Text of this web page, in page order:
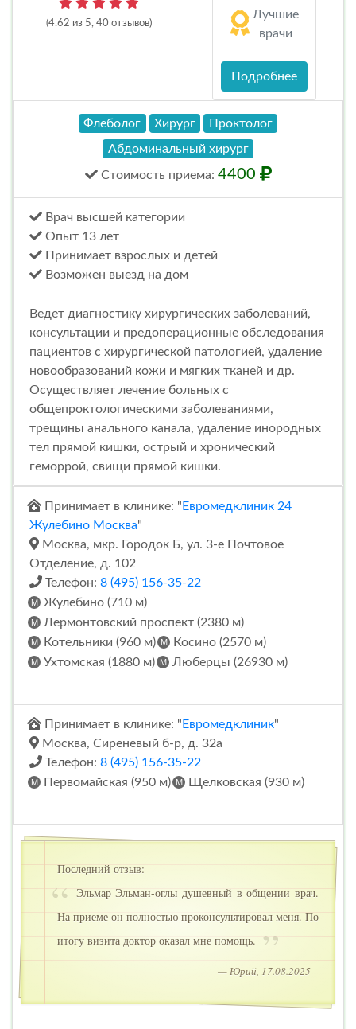
(4.62 из 5, 40 отзывов)
Лучшие
врачи
Подробнее
Флеболог Хирург
Проктолог
Абдоминальный хирург
Стоимость приема: 4400
Врач высшей категории
Опыт 13 лет
Принимает взрослых и детей
Возможен выезд на дом
Ведет диагностику хирургических заболеваний,
консультации и предоперационные обследования
пациентов с хирургической патологией, удаление
новообразований кожи и мягких тканей и др.
Осуществляет лечение больных с
общепроктологическими заболеваниями,
трещины анального канала, удаление инородных
тел прямой кишки, острый и хронический
геморрой, свищи прямой кишки.
Принимает в клинике: " Евромедклиник 24
Жулебино Москва"
Москва, мкр. Городок Б, ул. 3-е Почтовое
Отделение, д. 102
Телефон: 8 (495) 156-35-22
Жулебино (710 м)
Лермонтовский проспект (2380 м)
Котельники (960 м)
Косино (2570 м)
Ухтомская (1880 м)
Люберцы (26930 м)
Принимает в клинике: " Евромедклиник"
Москва, Сиреневый б-р, д. 32а
Телефон: 8 (495) 156-35-22
Первомайская (950 м)
Щелковская (930 м)
Последний отзыв:
Эльмар Эльман-оглы душевный в общении врач.
На приеме он полностью проконсультировал меня. По
итогу визита доктор оказал мне помощь.
— Юрий, 17.08.2025